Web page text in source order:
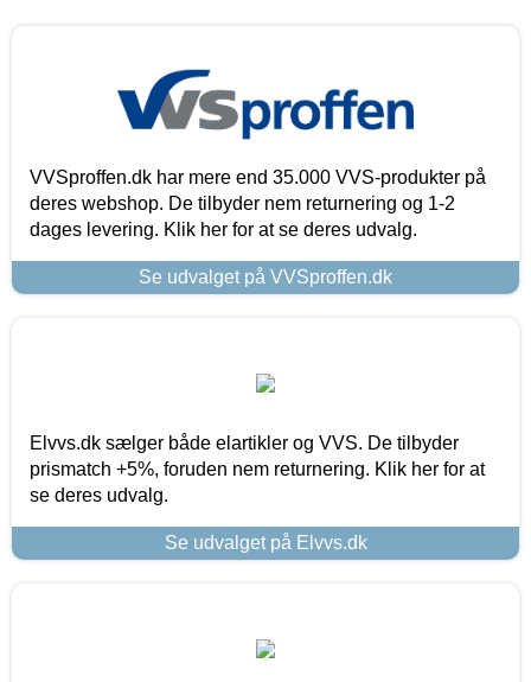
VVSproffen.dk har mere end 35.000 VVS-produkter på
deres webshop. De tilbyder nem returnering og 1-2
dages levering. Klik her for at se deres udvalg.
Se udvalget på VVSproffen.dk
Elvvs.dk sælger både elartikler og VVS. De tilbyder
prismatch +5%, foruden nem returnering. Klik her for at
se deres udvalg.
Se udvalget på Elvvs.dk